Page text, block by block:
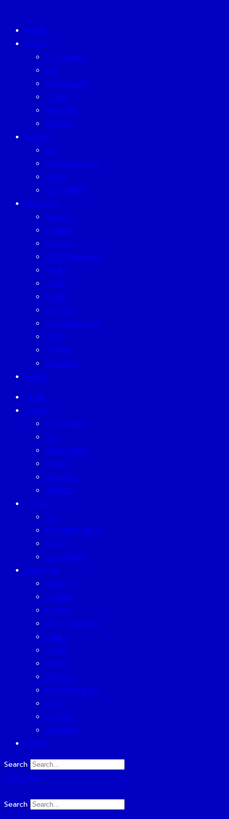
HOME
TODAY
ECONOMICS
ESG
INVESTMENT
TREND
BUSINESS
PEOPLE
FORUM
CEO
ENTREPRENEUR
GURU
SUSTAINISM
LIFESTYLE
BEAUTY
CAREER
EATERY
ENTERTAINMENT
FAMILY
LIVING
MONEY
MUTELU
SUSTAINABILITY
TECH
TRAVEL
WELLNESS
EVENT
HOME
TODAY
ECONOMICS
ESG
INVESTMENT
TREND
BUSINESS
PEOPLE
FORUM
CEO
ENTREPRENEUR
GURU
SUSTAINISM
LIFESTYLE
BEAUTY
CAREER
EATERY
ENTERTAINMENT
FAMILY
LIVING
MONEY
MUTELU
SUSTAINABILITY
TECH
TRAVEL
WELLNESS
EVENT
Search
Subscribe
Search